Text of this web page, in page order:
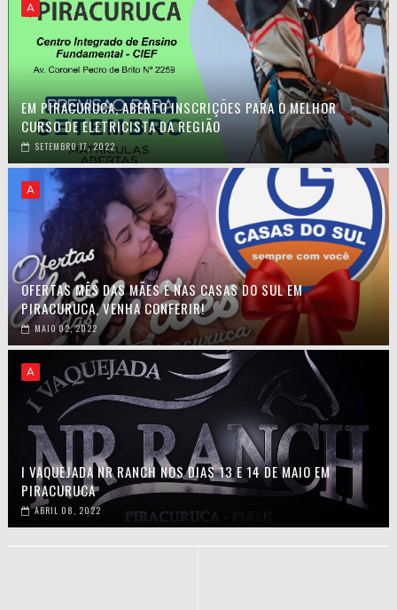
A
EM PIRACURUCA, ABERTO INSCRIÇÕES PARA O MELHOR
CURSO DE ELETRICISTA DA REGIÃO
SETEMBRO 17, 2022
A
OFERTAS MÊS DAS MÃES É NAS CASAS DO SUL EM
PIRACURUCA, VENHA CONFERIR!
MAIO 02, 2022
A
I VAQUEJADA NR RANCH NOS DIAS 13 E 14 DE MAIO EM
PIRACURUCA
ABRIL 08, 2022